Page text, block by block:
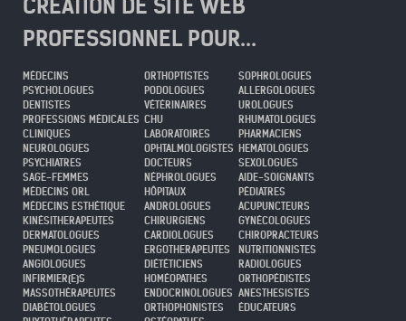
CRÉATION DE SITE WEB
PROFESSIONNEL POUR...
MÉDECINS
PSYCHOLOGUES
DENTISTES
PROFESSIONS MÉDICALES
CLINIQUES
NEUROLOGUES
PSYCHIATRES
SAGE-FEMMES
MÉDECINS ORL
MÉDECINS ESTHÉTIQUE
KINÉSITHERAPEUTES
DERMATOLOGUES
PNEUMOLOGUES
ANGIOLOGUES
INFIRMIER(E)S
MASSOTHÉRAPEUTES
DIABÉTOLOGUES
ORTHOPTISTES
PODOLOGUES
VÉTÉRINAIRES
CHU
LABORATOIRES
OPHTALMOLOGISTES
DOCTEURS
NÉPHROLOGUES
HÔPITAUX
ANDROLOGUES
CHIRURGIENS
CARDIOLOGUES
ERGOTHERAPEUTES
DIÉTÉTICIENS
HOMÉOPATHES
ENDOCRINOLOGUES
ORTHOPHONISTES
SOPHROLOGUES
ALLERGOLOGUES
UROLOGUES
RHUMATOLOGUES
PHARMACIENS
HEMATOLOGUES
SEXOLOGUES
AIDE-SOIGNANTS
PÉDIATRES
ACUPUNCTEURS
GYNÉCOLOGUES
CHIROPRACTEURS
NUTRITIONNISTES
RADIOLOGUES
ORTHOPÉDISTES
ANESTHESISTES
ÉDUCATEURS